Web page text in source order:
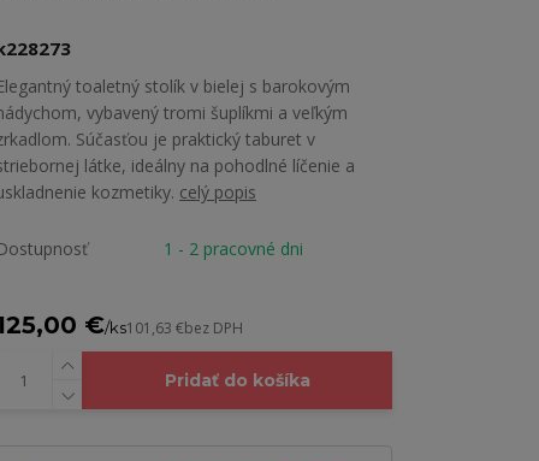
toaletný stolík v bielej s barokovým
vybavený tromi šuplíkmi a veľkým
Súčasťou je praktický taburet v
látke, ideálny na pohodlné líčenie a
kozmetiky. celý popis
1 - 2 pracovné dni
€/ks101,63 €bez DPH
Pridať do košíka